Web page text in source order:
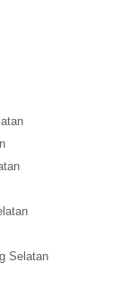
Selatan